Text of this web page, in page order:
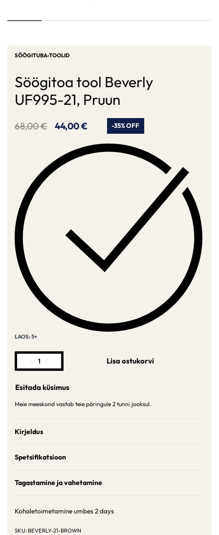
SÖÖGITUBA›TOOLID
Söögitoa tool Beverly
UF995-21, Pruun
68,00€ 44,00€ -35% OFF
LAOS: 5+
Lisa ostukorvi
Esitada küsimus
Meie meeskond vastab teie päringule 2 tunni jooksul.
Kirjeldus
Spetsifikatsioon
Tagastamine ja vahetamine
Kohaletoimetamine umbes2 days
BEVERLY-21-BROWN